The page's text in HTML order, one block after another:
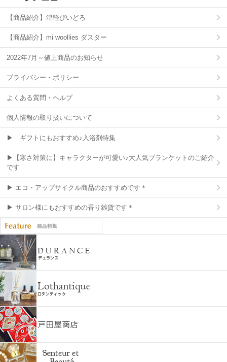
【商品紹介】津軽びいどろ
【商品紹介】mi woollies ダスター
2022年7月～値上商品のお知らせ
プライバシー・ポリシー
よくある質問・ヘルプ
個人情報の取り扱いについて
▶ ギフトにもおすすめ♪入浴剤特集
▶【寒さ対策に】キャラクターが可愛い♪大人気ブランケットのご紹介
です
▶ エコ・アップサイクル商品のおすすめです＊
▶ サロン様にもおすすめの香り雑貨です＊